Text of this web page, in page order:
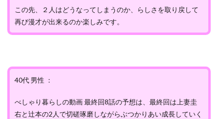
この先、２人はどうなってしまうのか、らしさを取り戻して
再び漫才が出来るのか楽しみです。
40代 男性 ：
べしゃり暮らしの動画 最終回8話の予想は、最終回は上妻圭
右と辻本の2人で切磋琢磨しながらぶつかりあい成長していく